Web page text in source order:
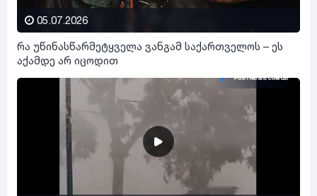
05.07.2026
რა უწინასწარმეტყველა ვანგამ საქართველოს – ეს
აქამდე არ იცოდით